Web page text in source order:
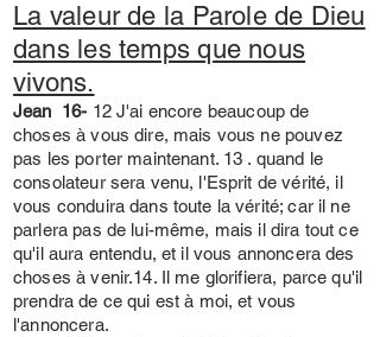
La valeur de la Parole de Dieu
dans les temps que nous
vivons.
Jean 16- 12 J'ai encore beaucoup de
choses à vous dire, mais vous ne pouvez
pas les porter maintenant. 13 . quand le
consolateur sera venu, l'Esprit de vérité, il
vous conduira dans toute la vérité; car il ne
parlera pas de lui-même, mais il dira tout ce
qu'il aura entendu, et il vous annoncera des
choses à venir.14. Il me glorifiera, parce qu'il
prendra de ce qui est à moi, et vous
l'annoncera.